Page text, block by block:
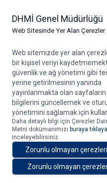
DHMİ Genel Müdürlüğü
Web Sitesinde Yer Alan Çerezler
Web sitemizde yer alan
bir kişisel veriyi
güvenlik ve ağ yönetimi gibi
yerine getirilmesinin yanında
yayınlanmakta olan
bilgilerini güncellemek ve
yönetimini sağlamak için
Daha detaylı bilgi için Çerezler
Metni dokümanımızı buraya
inceleyebilirsiniz.
Zorunlu olmayan
Zorunlu olmayan
Devlet Hava
Müdürlüğü
Duyurular Listesi